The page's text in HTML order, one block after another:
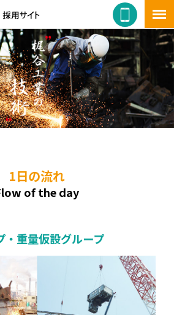
1日の流れ
of the day
・重量仮設グループ